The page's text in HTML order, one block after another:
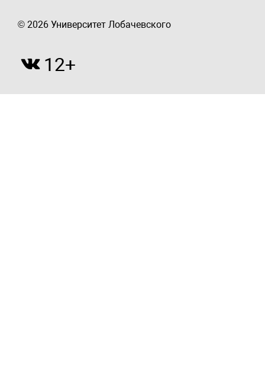
© 2026 Университет Лобачевского
12+